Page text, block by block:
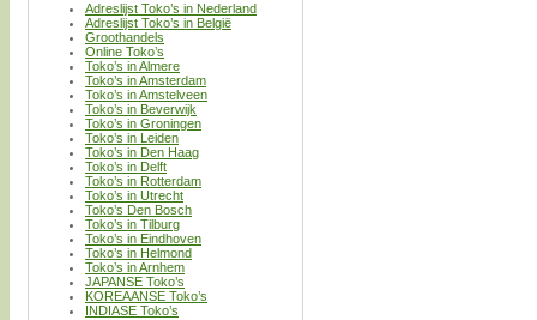
Adreslijst Toko’s in Nederland
Adreslijst Toko’s in België
Groothandels
Online Toko’s
Toko’s in Almere
Toko’s in Amsterdam
Toko’s in Amstelveen
Toko’s in Beverwijk
Toko’s in Groningen
Toko’s in Leiden
Toko’s in Den Haag
Toko’s in Delft
Toko’s in Rotterdam
Toko’s in Utrecht
Toko’s Den Bosch
Toko’s in Tilburg
Toko’s in Eindhoven
Toko’s in Helmond
Toko’s in Arnhem
JAPANSE Toko’s
KOREAANSE Toko’s
INDIASE Toko’s